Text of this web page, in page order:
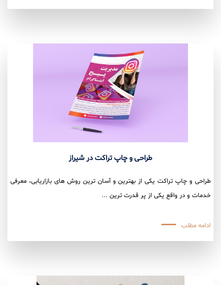
طراحی و چاپ تراکت در شیراز
طراحی و چاپ تراکت یکی از بهترین و آسان ترین روش های بازاریابی، معرفی
خدمات و در واقع یکی از پر قدرت ترین ...
ادامه مطلب